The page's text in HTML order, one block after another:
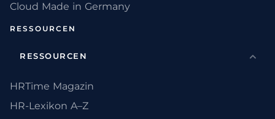
Cloud Made in Germany
RESSOURCEN
RESSOURCEN
HRTime Magazin
HR-Lexikon A–Z